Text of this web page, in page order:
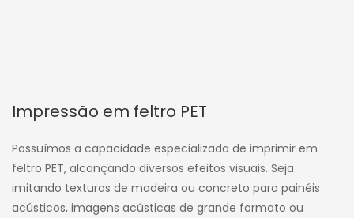
Impressão em feltro PET
Possuímos a capacidade especializada de imprimir em
feltro PET, alcançando diversos efeitos visuais. Seja
imitando texturas de madeira ou concreto para painéis
acústicos, imagens acústicas de grande formato ou